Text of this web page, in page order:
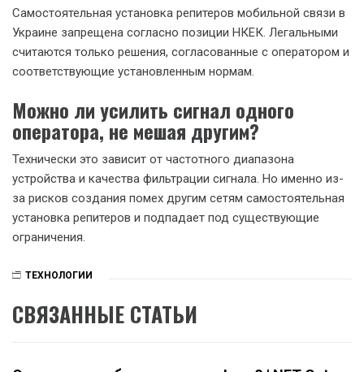
Самостоятельная установка репитеров мобильной связи в
Украине запрещена согласно позиции НКЕК. Легальными
считаются только решения, согласованные с оператором и
соответствующие установленным нормам.
Можно ли усилить сигнал одного
оператора, не мешая другим?
Технически это зависит от частотного диапазона
устройства и качества фильтрации сигнала. Но именно из-
за рисков создания помех другим сетям самостоятельная
установка репитеров и подпадает под существующие
ограничения.
ТЕХНОЛОГИИ
СВЯЗАННЫЕ СТАТЬИ